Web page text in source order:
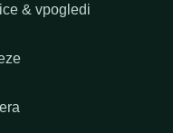
& vpogledi